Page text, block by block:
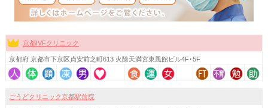
京都IVFクリニック
京都府 京都市下京区貞安前之町613 火除天満宮東風館ビル4F･5F
ごうどクリニック京都駅前院